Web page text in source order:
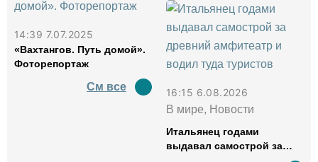
14:39 7.07.2025
«Вахтангов. Путь домой».
Фоторепортаж
См все
16:15 6.08.2026
В мире, Новости
Итальянец годами
выдавал самострой за